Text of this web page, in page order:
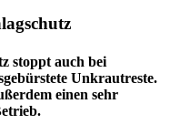
stoppt auch bei
Unkrautreste.
einen sehr